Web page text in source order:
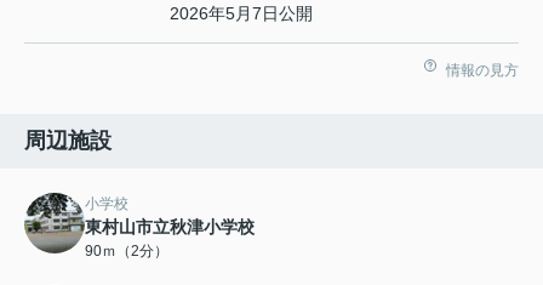
2026年5月7日公開
情報の見方
周辺施設
小学校
東村山市立秋津小学校
90ｍ（2分）